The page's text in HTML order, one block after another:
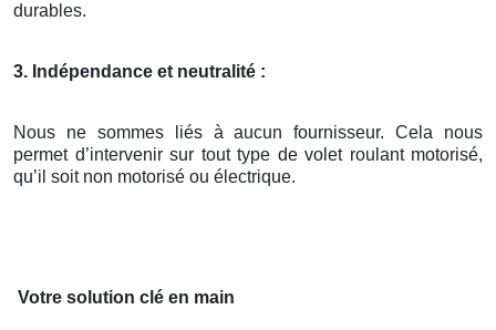
durables.
3. Indépendance et neutralité :
Nous ne sommes liés à aucun fournisseur. Cela nous
permet d’intervenir sur tout type de volet roulant motorisé,
qu’il soit non motorisé ou électrique.
Votre solution clé en main